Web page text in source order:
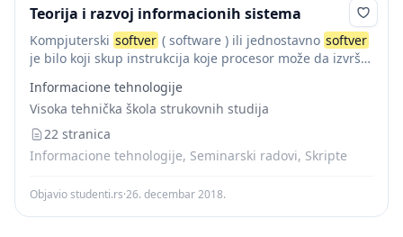
Teorija i razvoj informacionih sistema
Kompjuterski softver ( software ) ili jednostavno softver
je bilo koji skup instrukcija koje procesor može da izvrši
kompjuterskih programa, biblioteka...
Informacione tehnologije
Visoka tehnička škola strukovnih studija
22 stranica
Informacione tehnologije, Seminarski radovi, Skripte
Objavio studenti.rs·26. decembar 2018.